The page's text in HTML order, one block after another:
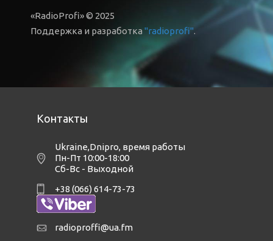
«RadioProfi» © 2025
Поддержка и разработка"radioprofi".
Контакты
Ukraine,Dnipro, время работы
Пн-Пт 10:00-18:00
Сб-Вс - Выходной
+38 (066) 614-73-73
radioproffi@ua.fm